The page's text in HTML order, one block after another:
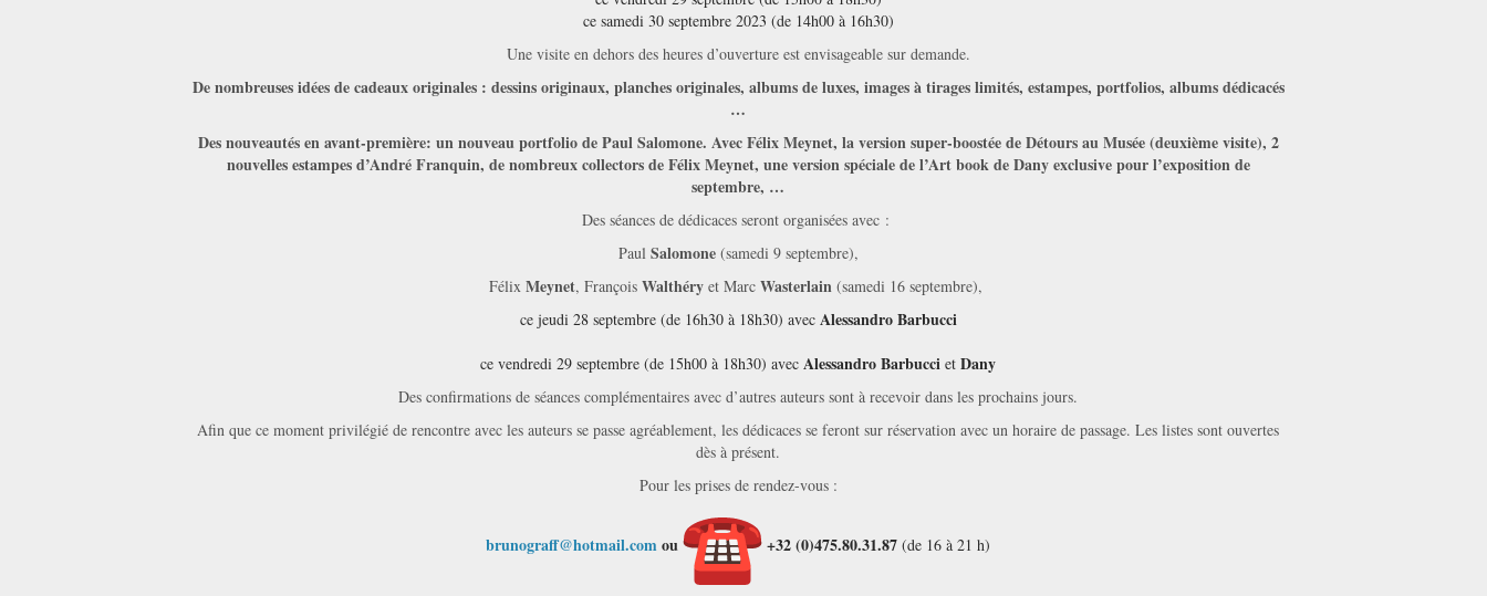
ce samedi 30 septembre 2023 (de 14h00 à 16h30)
Une visite en dehors des heures d’ouverture est envisageable sur demande.
De nombreuses idées de cadeaux originales : dessins originaux, planches originales, albums de luxes, images à tirages limités, estampes, portfolios, albums dédicacés
…
Des nouveautés en avant-première: un nouveau portfolio de Paul Salomone. Avec Félix Meynet, la version super-boostée de Détours au Musée (deuxième visite), 2
nouvelles estampes d’André Franquin, de nombreux collectors de Félix Meynet, une version spéciale de l’Art book de Dany exclusive pour l’exposition de
septembre, …
Des séances de dédicaces seront organisées avec :
Paul Salomone(samedi 9 septembre),
Félix Meynet, François Walthéryet Marc Wasterlain (samedi 16 septembre),
ce jeudi 28 septembre (de 16h30 à 18h30) avec Alessandro Barbucci
ce vendredi 29 septembre (de 15h00 à 18h30) avec Alessandro Barbucci et Dany
Des confirmations de séances complémentaires avec d’autres auteurs sont à recevoir dans les prochains jours.
Afin que ce moment privilégié de rencontre avec les auteurs se passe agréablement, les dédicaces se feront sur réservation avec un horaire de passage. Les listes sont ouvertes
dès à présent.
Pour les prises de rendez-vous :
brunograff@hotmail.comou +32 (0)475.80.31.87 (de 16 à 21 h)